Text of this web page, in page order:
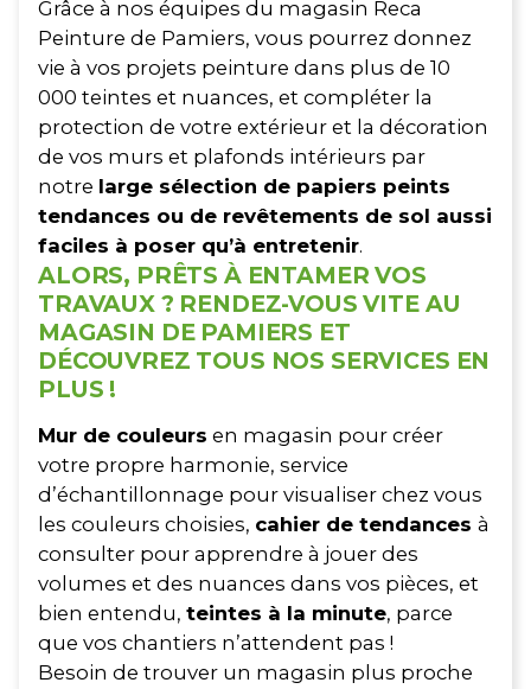
Grâce à nos équipes du magasin Reca
Peinture de Pamiers, vous pourrez donnez
vie à vos projets peinture dans plus de 10
000 teintes et nuances, et compléter la
protection de votre extérieur et la décoration
de vos murs et plafonds intérieurs par
notre large sélection de papiers peints
tendances ou de revêtements de sol aussi
faciles à poser qu’à entretenir.
ALORS, PRÊTS À ENTAMER VOS
TRAVAUX ? RENDEZ-VOUS VITE AU
MAGASIN DE PAMIERS ET
DÉCOUVREZ TOUS NOS SERVICES EN
PLUS !
Mur de couleurs en magasin pour créer
votre propre harmonie, service
d’échantillonnage pour visualiser chez vous
les couleurs choisies, cahier de tendances à
consulter pour apprendre à jouer des
volumes et des nuances dans vos pièces, et
bien entendu, teintes à la minute, parce
que vos chantiers n’attendent pas !
Besoin de trouver un magasin plus proche